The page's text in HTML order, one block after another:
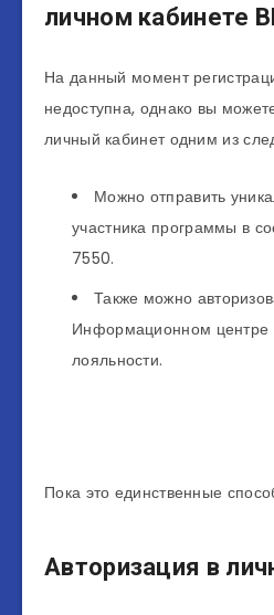
личном кабинете
На данный момент
недоступна, однако вы
личный кабинет одним из
Можно отправить
участника программы в
7550.
Также можно
Информационном
лояльности.
Пока это единственные
Авторизация в